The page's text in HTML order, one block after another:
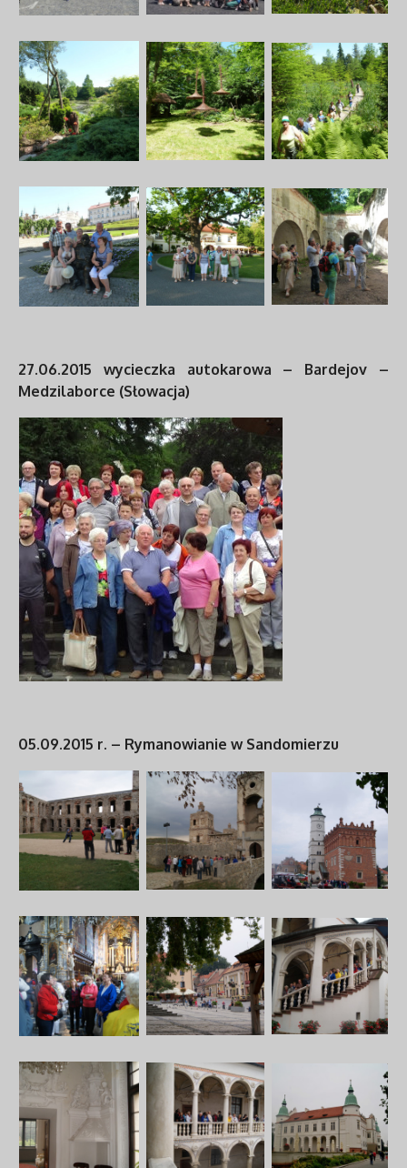
27.06.2015 wycieczka autokarowa – Bardejov –
Medzilaborce (Słowacja)
05.09.2015 r. – Rymanowianie w Sandomierzu